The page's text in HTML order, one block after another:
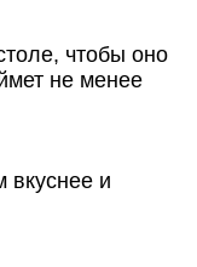
чтобы оно
не менее
вкуснее и